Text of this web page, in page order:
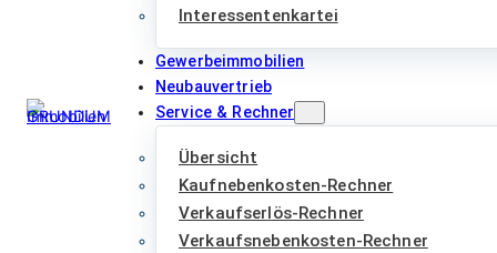
Interessentenkartei
Gewerbeimmobilien
Neubauvertrieb
Service & Rechner
Übersicht
Kaufnebenkosten-Rechner
Verkaufserlös-Rechner
Verkaufsnebenkosten-Rechner